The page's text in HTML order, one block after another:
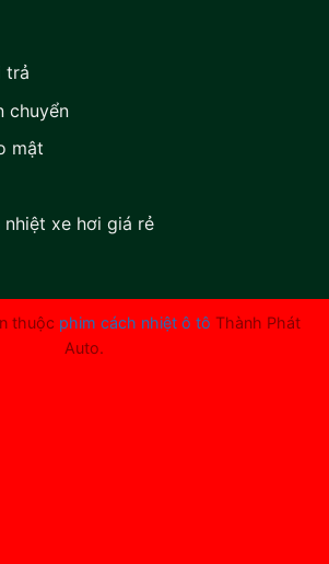
trả
chuyển
mật
xe hơi giá rẻ
thuộc phim cách nhiệt ô tô Thành Phát
Auto.